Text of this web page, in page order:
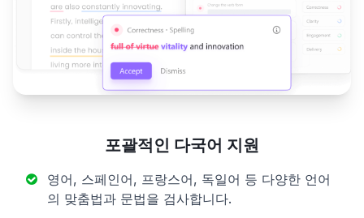
포괄적인 다국어 지원
영어, 스페인어, 프랑스어, 독일어 등 다양한 언어
의 맞춤법과 문법을 검사합니다.